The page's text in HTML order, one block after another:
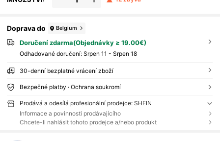
Doprava do Belgium
Doručení zdarma(Objednávky ≥ 19.00€)
Odhadované doručení: Srpen 11 - Srpen 18
30-denní bezplatné vrácení zboží
Bezpečné platby · Ochrana soukromí
Prodává a odesílá profesionální prodejce: SHEIN
Informace a povinnosti prodávajícího
Chcete-li nahlásit tohoto prodejce a/nebo produkt